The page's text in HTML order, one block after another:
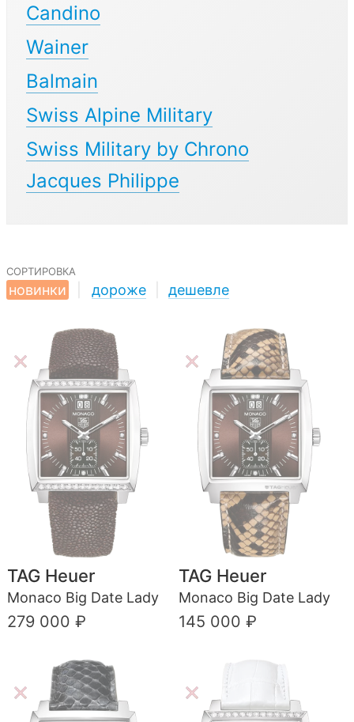
Candino
Wainer
Balmain
Swiss Alpine Military
Swiss Military by Chrono
Jacques Philippe
сортировка
новинки
дороже дешевле
TAG Heuer
Monaco Big Date Lady
279 000 ₽
TAG Heuer
Monaco Big Date Lady
145 000 ₽